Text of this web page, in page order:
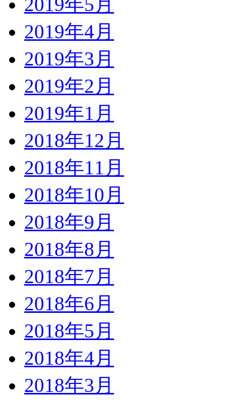
2019年5月
2019年4月
2019年3月
2019年2月
2019年1月
2018年12月
2018年11月
2018年10月
2018年9月
2018年8月
2018年7月
2018年6月
2018年5月
2018年4月
2018年3月